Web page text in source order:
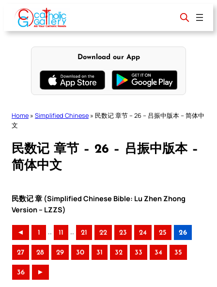
content
Download our App
Home » Simplified Chinese » 民数记 章节 – 26 – 吕振中版本 – 简体中
文
民数记 章节 – 26 – 吕振中版本 –
简体中文
民数记 章 (Simplified Chinese Bible: Lu Zhen Zhong
Version – LZZS)
◄ 1 .. 11 .. 21 22 23 24 25 26
27 28 29 30 31 32 33 34 35
36 ►